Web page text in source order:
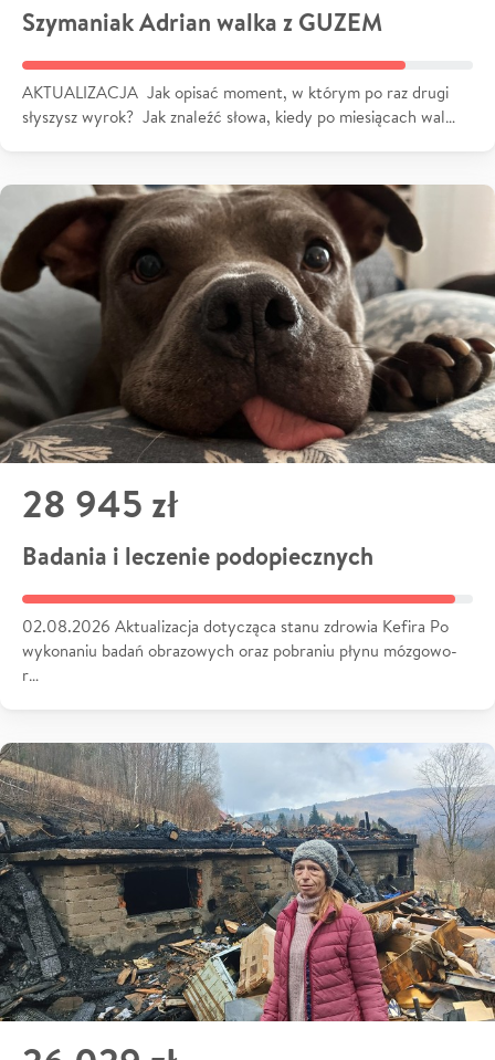
Szymaniak Adrian walka z GUZEM
AKTUALIZACJA Jak opisać moment, w którym po raz drugi
słyszysz wyrok? Jak znaleźć słowa, kiedy po miesiącach wal…
28 945 zł
Badania i leczenie podopiecznych
02.08.2026 Aktualizacja dotycząca stanu zdrowia Kefira Po
wykonaniu badań obrazowych oraz pobraniu płynu mózgowo-
r…